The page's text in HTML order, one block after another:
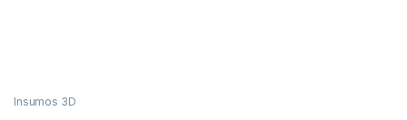
Insumos 3D